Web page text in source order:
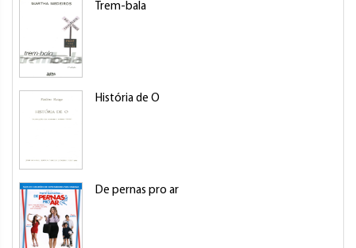
Trem-bala
História de O
De pernas pro ar